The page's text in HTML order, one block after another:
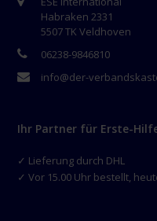
Habraken 2331
5507 TK Veldhoven
06238-9846810
info@der-
Ihr Partner für Erste-
✓ Lieferung durch DHL
✓ Vor 15.00 Uhr bestellt,